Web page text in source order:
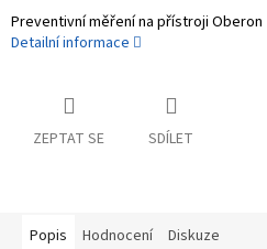
Preventivní měření na přístroji Oberon
Detailní informace
ZEPTAT SE SDÍLET
Popis Hodnocení Diskuze